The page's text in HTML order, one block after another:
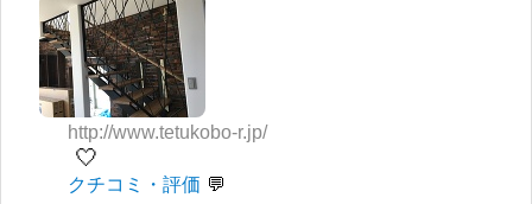
http://www.tetukobo-r.jp/
🤍
クチコミ・評価